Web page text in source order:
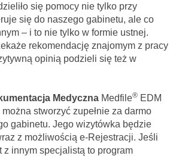
się pomocy nie tylko przy
się do naszego gabinetu, ale co
– i to nie tylko w formie ustnej.
rekomendację znajomym z pracy
opinią podzieli się też w
Medyczna Medfile® EDM
stworzyć zupełnie za darmo
gabinetu. Jego wizytówka będzie
z możliwością e-Rejestracji. Jeśli
z innym specjalistą to program